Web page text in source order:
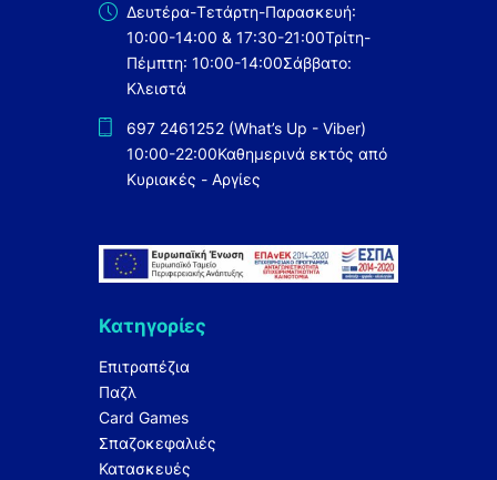
Δευτέρα-Τετάρτη-Παρασκευή:
10:00-14:00 & 17:30-21:00Τρίτη-
Πέμπτη: 10:00-14:00Σάββατο:
Κλειστά
697 2461252 (What’s Up - Viber)
10:00-22:00Καθημερινά εκτός από
Κυριακές - Αργίες
Κατηγορίες
Επιτραπέζια
Παζλ
Card Games
Σπαζοκεφαλιές
Κατασκευές